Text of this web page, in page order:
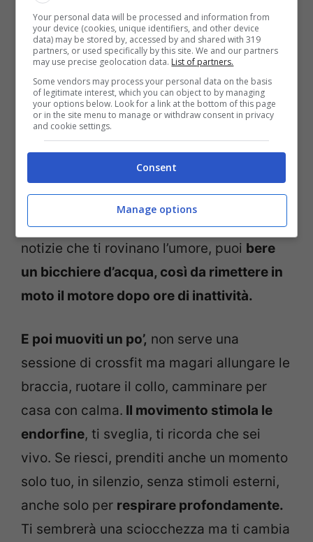
seguirne il ritmo. Se invece rallenti un
attimo e prendi fiato, tutto cambia.
Non serve una scaletta da guru del
benessere, basta volerlo. Può iniziare con
una cosa semplice come
meno alla stessa ora ogni giorno, anche
nei weekend, perché il corpo se ne
accorge, si abitua, ci ringrazia. Una volta in
piedi, prima di buttarsi sul telefono o sulle
notizie che ti rovinano l’umore, puoi bere
un bicchiere d’acqua, così da rimettere in
moto il motore dopo ore di inattività.
E poi muoviti un po’, non serve una
sessione di crossfit ma magari allungare le
braccia, ruotare il collo, camminare per
casa con calma. Il movimento stimola le
endorfine, ti sveglia, ti ricorda che sei
vivo. Se riesci, prenditi anche un momento
solo tuo, in silenzio, senza stimoli esterni,
anche solo per respirare profondamente.
Ti sembrerà una sciocchezza ma ti cambia
Your personal data will be processed and information from
your device (cookies, unique identifiers, and other device
data) may be stored by, accessed by and shared with 319
partners, or used specifically by this site. We and our partners
may use precise geolocation data. List of partners.
Some vendors may process your personal data on the basis
of legitimate interest, which you can object to by managing
your options below. Look for a link at the bottom of this page
or in the site menu to manage or withdraw consent in privacy
and cookie settings.
Consent
Manage options